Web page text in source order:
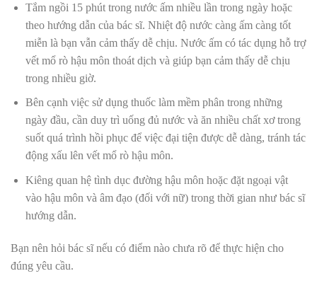
Tắm ngồi 15 phút trong nước ấm nhiều lần trong ngày hoặc
theo hướng dẫn của bác sĩ. Nhiệt độ nước càng ấm càng tốt
miễn là bạn vẫn cảm thấy dễ chịu. Nước ấm có tác dụng hỗ trợ
vết mổ rò hậu môn thoát dịch và giúp bạn cảm thấy dễ chịu
trong nhiều giờ.
Bên cạnh việc sử dụng thuốc làm mềm phân trong những
ngày đầu, cần duy trì uống đủ nước và ăn nhiều chất xơ trong
suốt quá trình hồi phục để việc đại tiện được dễ dàng, tránh tác
động xấu lên vết mổ rò hậu môn.
Kiêng quan hệ tình dục đường hậu môn hoặc đặt ngoại vật
vào hậu môn và âm đạo (đối với nữ) trong thời gian như bác sĩ
hướng dẫn.
Bạn nên hỏi bác sĩ nếu có điểm nào chưa rõ để thực hiện cho
đúng yêu cầu.